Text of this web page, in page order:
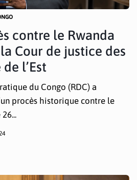
contre le Rwanda
Cour de justice des
l’Est
du Congo (RDC) a
procès historique contre le